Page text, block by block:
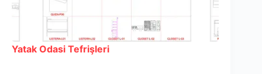
Yatak Odasi Tefrişleri